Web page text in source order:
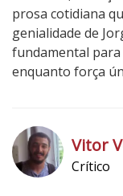
prosa cotidiana
genialidade de
fundamental
enquanto força
o
t
Vitor
Crítico